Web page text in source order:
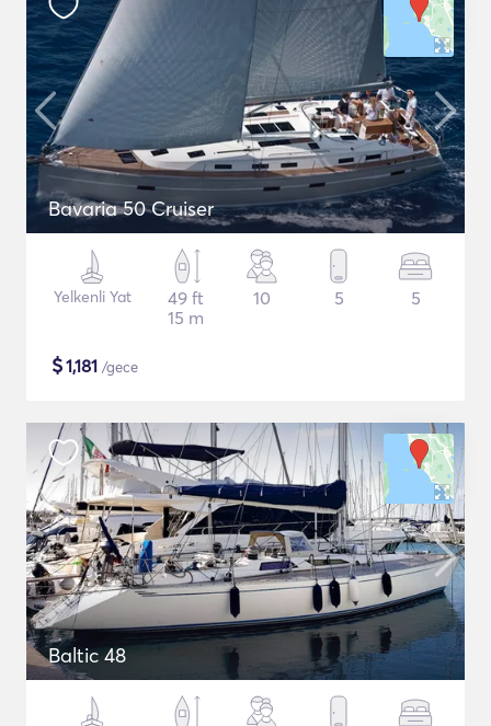
Bavaria 50 Cruiser
Yelkenli Yat
49 ft
15 m
10 5 5
$1,181 /gece
Baltic 48